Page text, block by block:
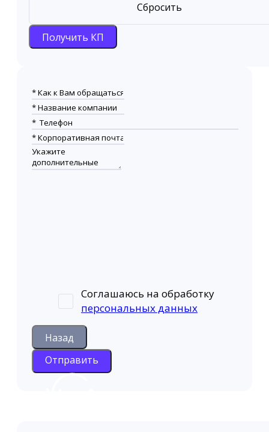
Сбросить
Получить КП
Соглашаюсь на обработку
персональных данных
Назад
Отправить